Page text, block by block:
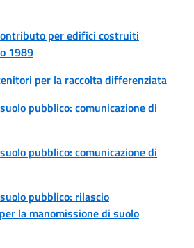
per edifici costruiti
1989
per la raccolta differenziata
pubblico: comunicazione di
pubblico: comunicazione di
pubblico: rilascio
la manomissione di suolo